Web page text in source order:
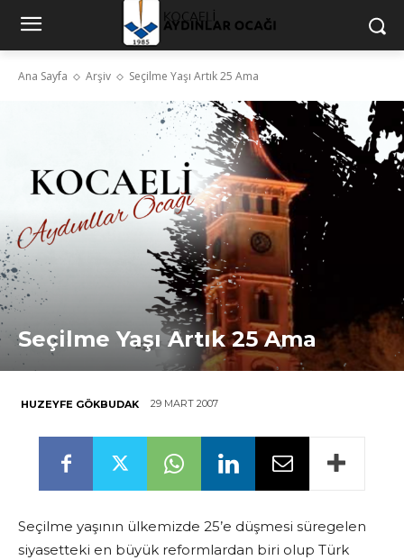
Ana Sayfa Arşiv Seçilme Yaşı Artık 25 Ama
Seçilme Yaşı Artık 25 Ama
HUZEYFE GÖKBUDAK 29 MART 2007
Seçilme yaşının ülkemizde 25’e düşmesi süregelen
siyasetteki en büyük reformlardan biri olup Türk